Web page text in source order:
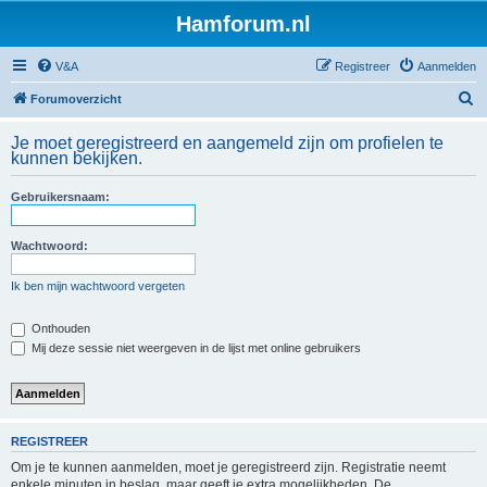
Hamforum.nl
V&A Aanmelden
Registreer
Forumoverzicht
k
Je moet geregistreerd en aangemeld zijn om profielen te
kunnen bekijken.
Gebruikersnaam:
Wachtwoord:
Ik ben mijn wachtwoord vergeten
Onthouden
Mij deze sessie niet weergeven in de lijst met online gebruikers
REGISTREER
Om je te kunnen aanmelden, moet je geregistreerd zijn. Registratie neemt